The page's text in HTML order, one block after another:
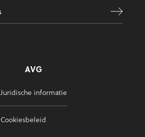
AVG
Juridische informatie
Cookiesbeleid